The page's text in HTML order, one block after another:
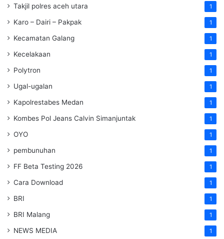
Takjil polres aceh utara 1
Karo – Dairi – Pakpak 1
Kecamatan Galang 1
Kecelakaan 1
Polytron 1
Ugal-ugalan 1
Kapolrestabes Medan 1
Kombes Pol Jeans Calvin Simanjuntak 1
OYO 1
pembunuhan 1
FF Beta Testing 2026 1
Cara Download 1
BRI 1
BRI Malang 1
NEWS MEDIA 1